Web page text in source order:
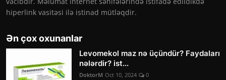
hiperlink vasitəsi ilə istinad mütləqdir.
Ən çox oxunanlar
Levomekol maz nə üçündür? Faydaları
nələrdir? ist...
DoktorM Oct 10, 2024 0